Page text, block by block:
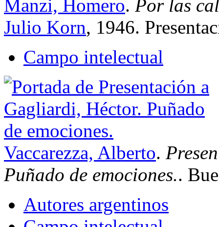
Manzi, Homero. Por las
Julio Korn, 1946.
Campo intelectual
Vaccarezza, Alberto.
Puñado de emociones..
Autores argentinos